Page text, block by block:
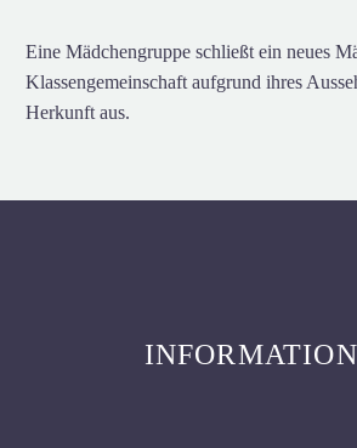
Eine Mädchengruppe schließt ein neues
Klassengemeinschaft aufgrund ihres
Herkunft aus.